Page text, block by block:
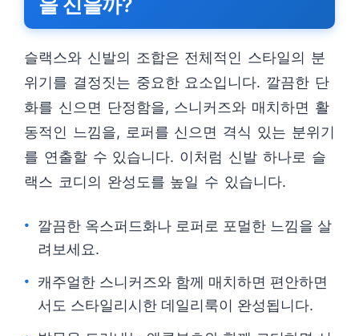
을 신을까?
슬랙스와 신발의 조합은 전체적인 스타일의 분
위기를 결정짓는 중요한 요소입니다. 깔끔한 단
화를 신으면 단정함을, 스니커즈와 매치하면 활
동적인 느낌을, 로퍼를 신으면 격식 있는 분위기
를 연출할 수 있습니다. 이처럼 신발 하나로 슬
랙스 코디의 완성도를 높일 수 있습니다.
깔끔한 옥스퍼드화나 로퍼로 포멀한 느낌을 살
려보세요.
캐주얼한 스니커즈와 함께 매치하면 편안하면
서도 스타일리시한 데일리룩이 완성됩니다.